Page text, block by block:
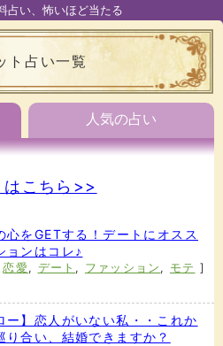
占い、怖いほど当たる
ト占い一覧
人気の占い
はこちら>>
心をGETする！デートにオスス
ョンはコレ♪
恋愛, デート , ファッション , モテ ]
ー】恋人がいない私・・これか
り合い、結婚できますか？